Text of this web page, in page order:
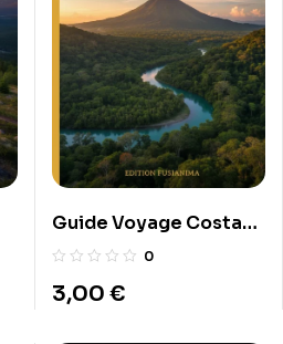
Guide Voyage Costa
Rica
0
3,00 €